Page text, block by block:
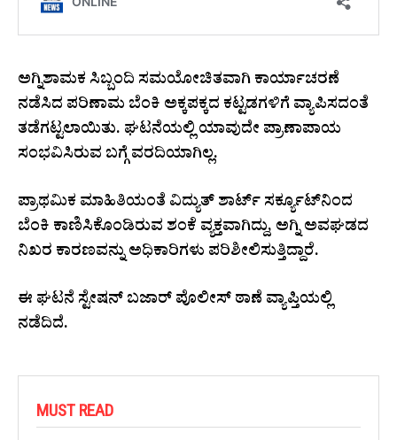
ಅಗ್ನಿಶಾಮಕ ಸಿಬ್ಬಂದಿ ಸಮಯೋಚಿತವಾಗಿ ಕಾರ್ಯಾಚರಣೆ
ನಡೆಸಿದ ಪರಿಣಾಮ ಬೆಂಕಿ ಅಕ್ಕಪಕ್ಕದ ಕಟ್ಟಡಗಳಿಗೆ ವ್ಯಾಪಿಸದಂತೆ
ತಡೆಗಟ್ಟಲಾಯಿತು. ಘಟನೆಯಲ್ಲಿ ಯಾವುದೇ ಪ್ರಾಣಾಪಾಯ
ಸಂಭವಿಸಿರುವ ಬಗ್ಗೆ ವರದಿಯಾಗಿಲ್ಲ.
ಪ್ರಾಥಮಿಕ ಮಾಹಿತಿಯಂತೆ ವಿದ್ಯುತ್ ಶಾರ್ಟ್ ಸರ್ಕ್ಯೂಟ್‌ನಿಂದ
ಬೆಂಕಿ ಕಾಣಿಸಿಕೊಂಡಿರುವ ಶಂಕೆ ವ್ಯಕ್ತವಾಗಿದ್ದು, ಅಗ್ನಿ ಅವಘಡದ
ನಿಖರ ಕಾರಣವನ್ನು ಅಧಿಕಾರಿಗಳು ಪರಿಶೀಲಿಸುತ್ತಿದ್ದಾರೆ.
ಈ ಘಟನೆ ಸ್ಟೇಷನ್ ಬಜಾರ್ ಪೊಲೀಸ್ ಠಾಣೆ ವ್ಯಾಪ್ತಿಯಲ್ಲಿ
ನಡೆದಿದೆ.
MUST READ